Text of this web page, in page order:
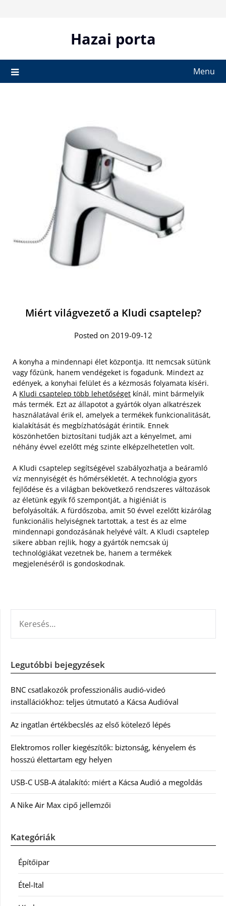
Hazai porta
Menu
Miért világvezető a Kludi csaptelep?
Posted on 2019-09-12
A konyha a mindennapi élet központja. Itt nemcsak sütünk
vagy főzünk, hanem vendégeket is fogadunk. Mindezt az
edények, a konyhai felület és a kézmosás folyamata kíséri.
A Kludi csaptelep több lehetőséget kínál, mint bármelyik
más termék. Ezt az állapotot a gyártók olyan alkatrészek
használatával érik el, amelyek a termékek funkcionalitását,
kialakítását és megbízhatóságát érintik. Ennek
köszönhetően biztosítani tudják azt a kényelmet, ami
néhány évvel ezelőtt még szinte elképzelhetetlen volt.
A Kludi csaptelep segítségével szabályozhatja a beáramló
víz mennyiségét és hőmérsékletét. A technológia gyors
fejlődése és a világban bekövetkező rendszeres változások
az életünk egyik fő szempontját, a higiéniát is
befolyásolták. A fürdőszoba, amit 50 évvel ezelőtt kizárólag
funkcionális helyiségnek tartottak, a test és az elme
mindennapi gondozásának helyévé vált. A Kludi csaptelep
sikere abban rejlik, hogy a gyártók nemcsak új
technológiákat vezetnek be, hanem a termékek
megjelenéséről is gondoskodnak.
Legutóbbi bejegyzések
BNC csatlakozók professzionális audió-videó
installációkhoz: teljes útmutató a Kácsa Audióval
Az ingatlan értékbecslés az első kötelező lépés
Elektromos roller kiegészítők: biztonság, kényelem és
hosszú élettartam egy helyen
USB-C USB-A átalakító: miért a Kácsa Audió a megoldás
A Nike Air Max cipő jellemzői
Kategóriák
Építőipar
Étel-Ital